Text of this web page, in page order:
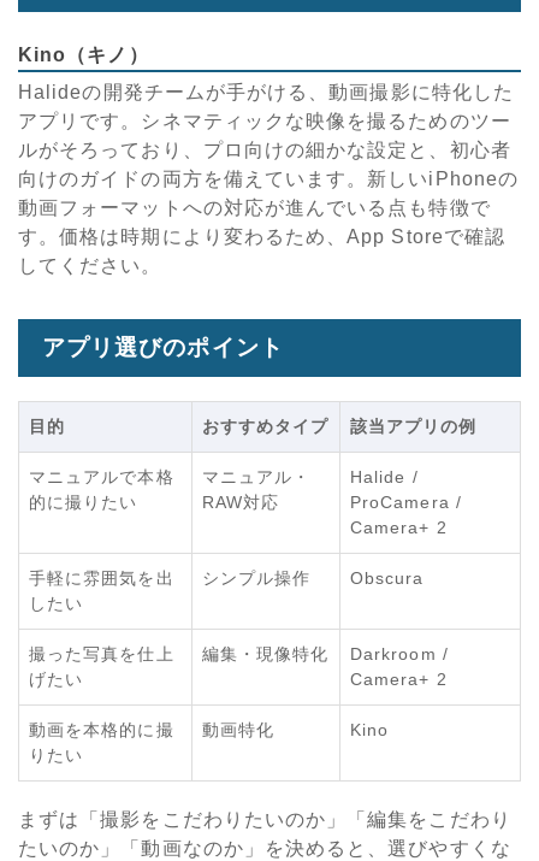
Kino（キノ）
Halideの開発チームが手がける、動画撮影に特化した
アプリです。シネマティックな映像を撮るためのツー
ルがそろっており、プロ向けの細かな設定と、初心者
向けのガイドの両方を備えています。新しいiPhoneの
動画フォーマットへの対応が進んでいる点も特徴で
す。価格は時期により変わるため、App Storeで確認
してください。
アプリ選びのポイント
目的 おすすめタイプ 該当アプリの例
マニュアルで本格
的に撮りたい
マニュアル・
RAW対応
Halide /
ProCamera /
Camera+ 2
手軽に雰囲気を出
したい
シンプル操作 Obscura
撮った写真を仕上
げたい
編集・現像特化
Darkroom /
Camera+ 2
動画を本格的に撮
りたい
動画特化 Kino
まずは「撮影をこだわりたいのか」「編集をこだわり
たいのか」「動画なのか」を決めると、選びやすくな